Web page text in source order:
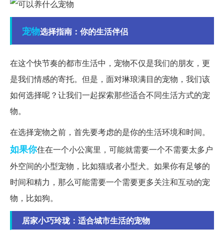
宠物选择指南：你的生活伴侣
在这个快节奏的都市生活中，宠物不仅是我们的朋友，更
是我们情感的寄托。但是，面对琳琅满目的宠物，我们该
如何选择呢？让我们一起探索那些适合不同生活方式的宠
物。
在选择宠物之前，首先要考虑的是你的生活环境和时间。
如果你住在一个小公寓里，可能就需要一个不需要太多户
外空间的小型宠物，比如猫或者小型犬。如果你有足够的
时间和精力，那么可能需要一个需要更多关注和互动的宠
物，比如狗。
居家小巧玲珑：适合城市生活的宠物